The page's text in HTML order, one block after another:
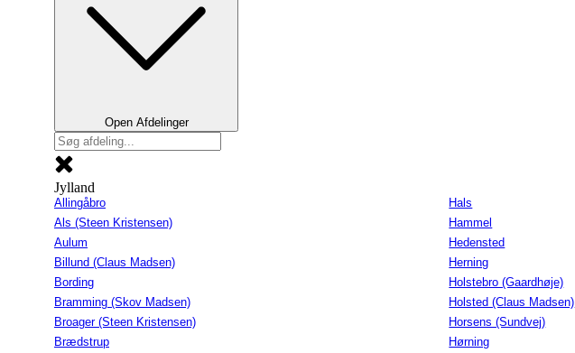
Open Afdelinger
Jylland
Allingåbro
Als (Steen Kristensen)
Aulum
Billund (Claus Madsen)
Bording
Bramming (Skov Madsen)
Broager (Steen Kristensen)
Brædstrup
Hals
Hammel
Hedensted
Herning
Holstebro (Gaardhøje)
Holsted (Claus Madsen)
Horsens (Sundvej)
Hørning